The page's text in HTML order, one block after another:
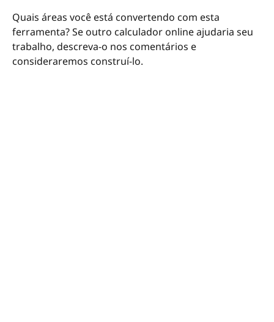
Quais áreas você está convertendo com esta
ferramenta? Se outro calculador online ajudaria seu
trabalho, descreva-o nos comentários e
consideraremos construí-lo.